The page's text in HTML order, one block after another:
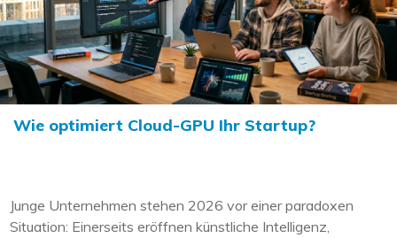
Wie optimiert Cloud-GPU Ihr Startup?
Junge Unternehmen stehen 2026 vor einer paradoxen
Situation: Einerseits eröffnen künstliche Intelligenz,